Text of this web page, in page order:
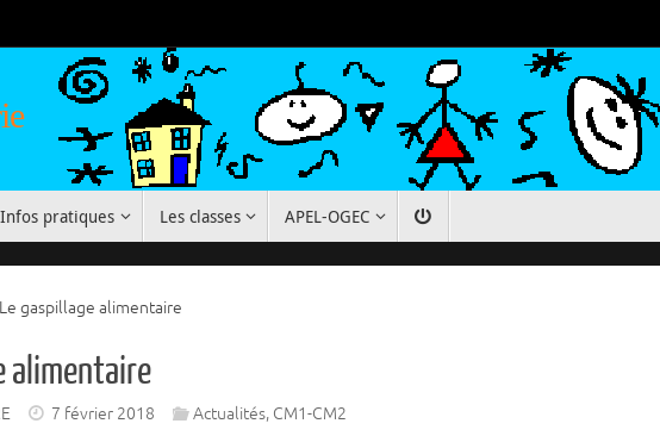
Infos pratiques Les classes APEL-OGEC
Le gaspillage alimentaire
alimentaire
7 février 2018 Actualités, CM1-CM2